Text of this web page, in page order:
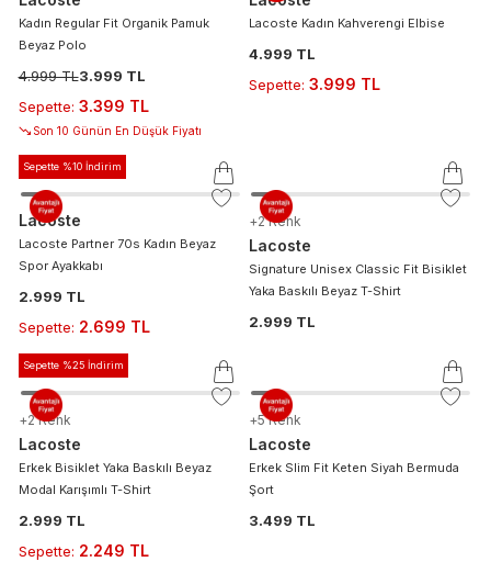
Kadın Regular Fit Organik Pamuk
Beyaz Polo
4.999 TL3.999 TL
Sepette: 3.399 TL
Son 10 Günün En Düşük Fiyatı
Lacoste Kadın Kahverengi Elbise
4.999 TL
Sepette: 3.999 TL
Sepette %10 İndirim
Lacoste
Lacoste Partner 70s Kadın Beyaz
Spor Ayakkabı
2.999 TL
Sepette: 2.699 TL
+2 Renk
Lacoste
Signature Unisex Classic Fit Bisiklet
Yaka Baskılı Beyaz T-Shirt
2.999 TL
Sepette %25 İndirim
+2 Renk
Lacoste
Erkek Bisiklet Yaka Baskılı Beyaz
Modal Karışımlı T-Shirt
2.999 TL
Sepette: 2.249 TL
+5 Renk
Lacoste
Erkek Slim Fit Keten Siyah Bermuda
Şort
3.499 TL